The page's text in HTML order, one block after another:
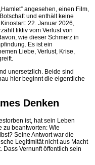
angesehen, einen Film,
und enthält keine
22. Januar 2026,
fiktiv vom Verlust von
wie dieser Schmerz in
Es ist ein
Liebe, Verlust, Krise,
unersetzlich. Beide sind
hier beginnt die eigentliche
Denken
ist, hat sein Leben
zu beantworten: Wie
Seine Antwort war die
Legitimität nicht aus Macht
Dass Vernunft öffentlich sein